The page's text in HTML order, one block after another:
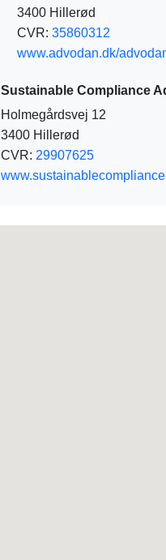
3400 Hillerød
CVR: 35860312
www.advodan.dk/
Sustainable Compliance
Holmegårdsvej 12
3400 Hillerød
CVR: 29907625